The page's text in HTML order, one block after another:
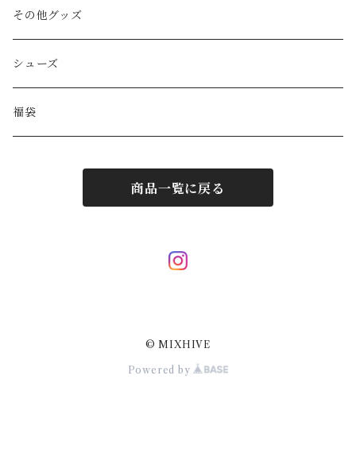
GAULTIER
HYSTERIC GLAMOUR
BALENCIAGA
JIL SANDER
その他バッグ
財布
キーケース
ポーチ
ブレスレット
リング
その他アクセサリー
その他グッズ
シューズ
福袋
商品一覧に戻る
© MIXHIVE
Powered by